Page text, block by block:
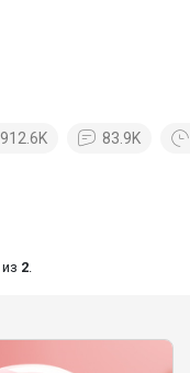
912.6K 83.9K
из 2